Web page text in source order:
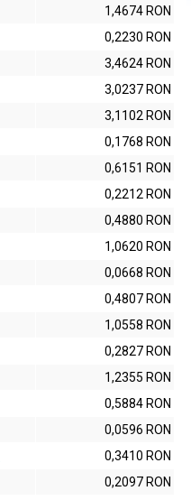
1,4674 RON
0,2230 RON
3,4624 RON
3,0237 RON
3,1102 RON
0,1768 RON
0,6151 RON
0,2212 RON
0,4880 RON
1,0620 RON
0,0668 RON
0,4807 RON
1,0558 RON
0,2827 RON
1,2355 RON
0,5884 RON
0,0596 RON
0,3410 RON
0,2097 RON